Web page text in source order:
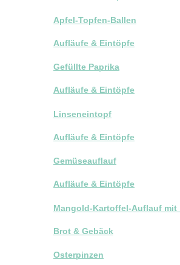
Apfel-Topfen-Ballen
Aufläufe & Eintöpfe
Gefüllte Paprika
Aufläufe & Eintöpfe
Linseneintopf
Aufläufe & Eintöpfe
Gemüseauflauf
Aufläufe & Eintöpfe
Mangold-Kartoffel-Auflauf mit
Brot & Gebäck
Osterpinzen